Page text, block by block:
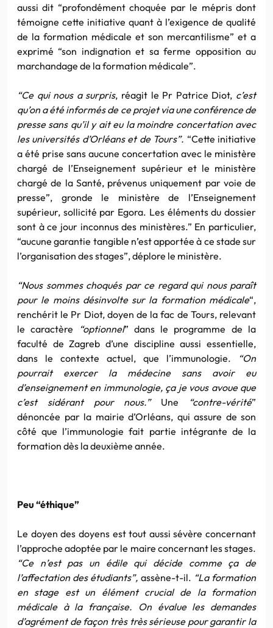
aussi dit “profondément choquée par le mépris dont
témoigne cette initiative quant à l’exigence de qualité
de la formation médicale et son mercantilisme” et a
exprimé “son indignation et sa ferme opposition au
marchandage de la formation médicale”.
“Ce qui nous a surpris, réagit le Pr Patrice Diot, c’est
qu’on a été informés de ce projet via une conférence de
presse sans qu’il y ait eu la moindre concertation avec
les universités d’Orléans et de Tours”. “Cette initiative
a été prise sans aucune concertation avec le ministère
chargé de l’Enseignement supérieur et le ministère
chargé de la Santé, prévenus uniquement par voie de
presse”, gronde le ministère de l’Enseignement
supérieur, sollicité par Egora. Les éléments du dossier
sont à ce jour inconnus des ministères.” En particulier,
“aucune garantie tangible n’est apportée à ce stade sur
l’organisation des stages”, déplore le ministère.
“Nous sommes choqués par ce regard qui nous paraît
pour le moins désinvolte sur la formation médicale“,
renchérit le Pr Diot, doyen de la fac de Tours, relevant
le caractère
“optionnel” dans le programme de la
faculté de Zagreb d’une discipline aussi essentielle,
dans le contexte actuel, que l’immunologie.
“On
pourrait exercer la médecine sans avoir eu
d’enseignement en immunologie, ça je vous avoue que
c’est sidérant pour nous.”Une “contre-vérité”
dénoncée par la mairie d’Orléans, qui assure de son
côté que l’immunologie fait partie intégrante de la
formation dès la deuxième année.
Peu “éthique”
Le doyen des doyens est tout aussi sévère concernant
l’approche adoptée par le maire concernant les stages.
“Ce n’est pas un édile qui décide comme ça de
l’affectation des étudiants”, assène-t-il. “La formation
en stage est un élément crucial de la formation
médicale à la française. On évalue les demandes
d’agrément de façon très très sérieuse pour garantir la